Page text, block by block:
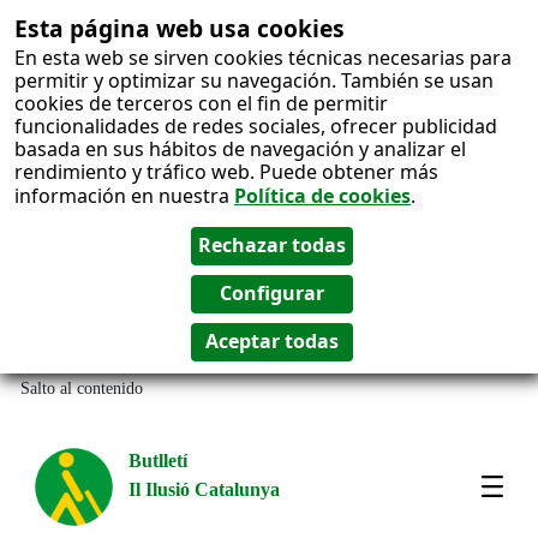
Esta página web usa cookies
En esta web se sirven cookies técnicas necesarias para
permitir y optimizar su navegación. También se usan
cookies de terceros con el fin de permitir
funcionalidades de redes sociales, ofrecer publicidad
basada en sus hábitos de navegación y analizar el
rendimiento y tráfico web. Puede obtener más
información en nuestra Política de cookies.
Salto al contenido
Butlletí
Il Ilusió Catalunya